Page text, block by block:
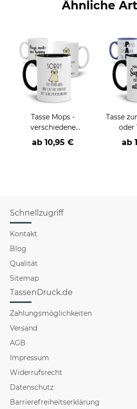
Ähnliche
Tasse Mops -
verschiedene
Sprüche-
ab 10,95 €
Tasse
oder
ab
Schnellzugriff
Kontakt
Blog
Qualität
Sitemap
TassenDruck.de
Zahlungsmöglichkeiten
Versand
AGB
Impressum
Widerrufsrecht
Datenschutz
Barrierefreiheitserklärung